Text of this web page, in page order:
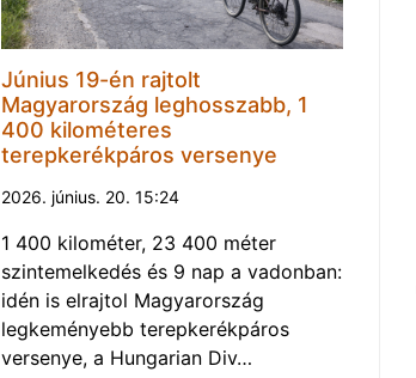
Június 19-én rajtolt
Magyarország leghosszabb, 1
400 kilométeres
terepkerékpáros versenye
2026. június. 20. 15:24
1 400 kilométer, 23 400 méter
szintemelkedés és 9 nap a vadonban:
idén is elrajtol Magyarország
legkeményebb terepkerékpáros
versenye, a Hungarian Div…